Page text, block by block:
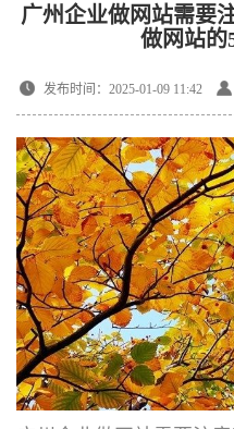
广州企业做网站需要
做网站的
发布时间：2025-01-09 11:42